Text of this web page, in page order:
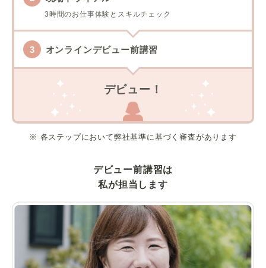
3時間のお仕事体験とスキルチェック
オンラインデビュー前講習
デビュー！
※ 各ステップにおいて弊社基準に基づく審査があります
デビュー前講習は
私が担当します